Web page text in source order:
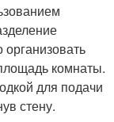
комнаты.
для подачи
стену.